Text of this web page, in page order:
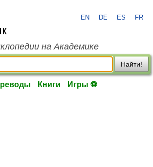
EN DE ES FR
на Академике
Найти!
Книги Игры ⚽